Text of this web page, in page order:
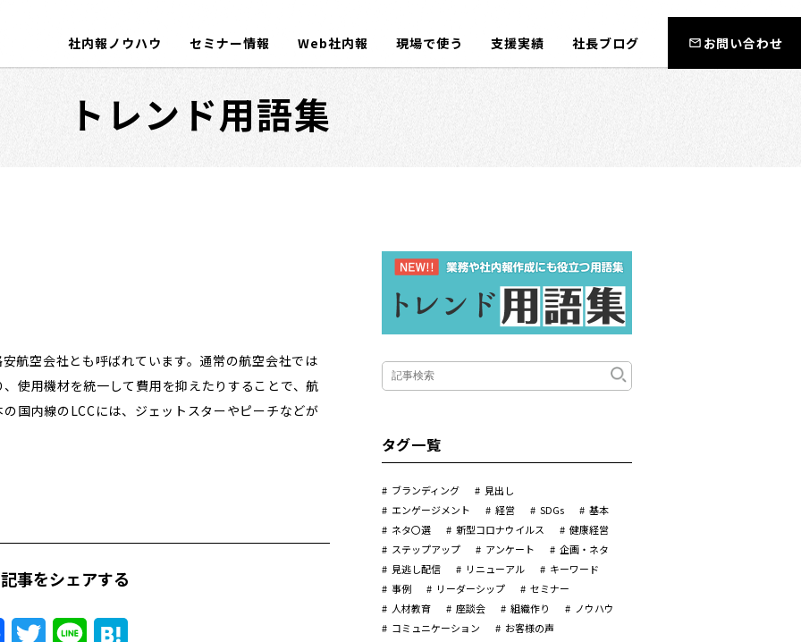
社内報ノウハウ セミナー情報 Web社内報 現場で使う 支援実績 社長ブログ お問い合わせ
トレンド用語集
航空会社とも呼ばれています。通常の航空会社では
使用機材を統一して費用を抑えたりすることで、航
国内線のLCCには、ジェットスターやピーチなどが
事をシェアする
FacebookTwitter Line
タグ一覧
ブランディング
見出し
エンゲージメント
経営 SDGs
基本
ネタ〇選
新型コロナウイルス
健康経営
ステップアップ
アンケート
企画・ネタ
見逃し配信
リニューアル
キーワード
事例
リーダーシップ
セミナー
人材教育
座談会 組織作り
ノウハウ
コミュニケーション
お客様の声